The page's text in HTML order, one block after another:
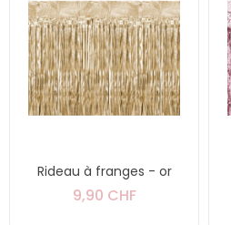
Rideau à franges - or
9,90 CHF